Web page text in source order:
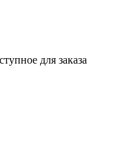
для заказа